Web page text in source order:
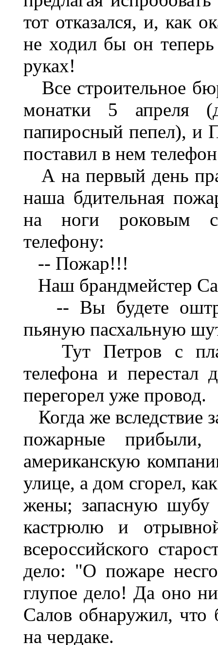
тот отказался, и, как
не ходил бы он
руках!
Все строительное
монатки 5 апреля
папиросный пепел), и
поставил в нем
А на первый день
наша бдительная
на ноги роковым
телефону:
-- Пожар!!!
Наш брандмейстер
-- Вы будете
пьяную пасхальную
Тут Петров с
телефона и перестал
перегорел уже провод.
Когда же вследствие
пожарные
американскую
улице, а дом сгорел,
жены; запасную шубу
кастрюлю и
всероссийского
дело: "О пожаре
глупое дело! Да оно
Салов обнаружил, что
на чердаке.